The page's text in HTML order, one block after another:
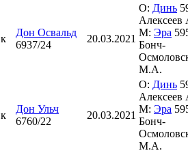
к
Дон Освальд
6937/24
20.03.2021
О: Динь
М: Эра
Бонч-
М.А.
к
Дон Ульч
6760/22
20.03.2021
О: Динь
М: Эра
Бонч-
М.А.